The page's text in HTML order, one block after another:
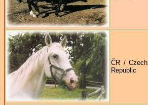
ČR / Czech
Republic